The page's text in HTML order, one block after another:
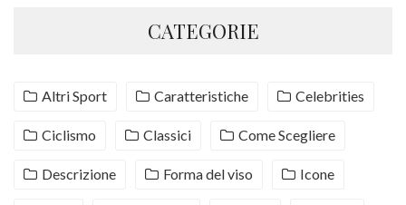
CATEGORIE
Altri Sport Caratteristiche Celebrities
Ciclismo Classici Come Scegliere
Descrizione Forma del viso Icone